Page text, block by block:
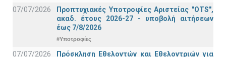
07/07/2026
Προπτυχιακές Υποτροφίες Αριστείας "OTS",
ακαδ. έτους 2026-27 - υποβολή αιτήσεων
έως 7/8/2026
#Υποτροφίες
07/07/2026
Πρόσκληση Εθελοντών και Εθελοντριών για